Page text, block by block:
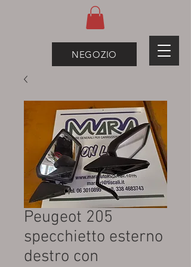
NEGOZIO
Peugeot 205
specchietto esterno
destro con